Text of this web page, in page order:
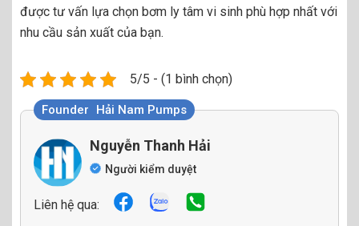
được tư vấn lựa chọn bơm ly tâm vi sinh phù hợp nhất với
nhu cầu sản xuất của bạn.
5/5 - (1 bình chọn)
Founder Hải Nam Pumps
Nguyễn Thanh Hải
Người kiểm duyệt
Liên hệ qua: